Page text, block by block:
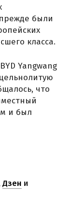
были
класса.
Yangwang
что
и был
Дзен и